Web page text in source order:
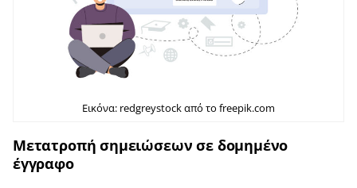
Εικόνα: redgreystock από το freepik.com
Μετατροπή σημειώσεων σε δομημένο
έγγραφο